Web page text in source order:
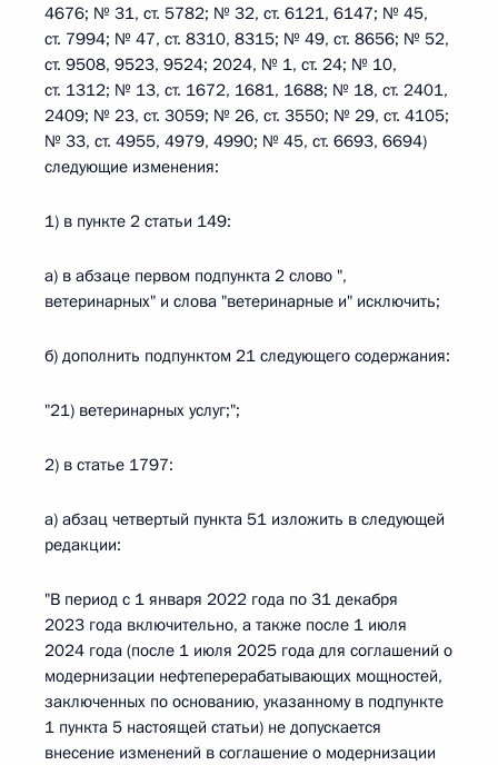
4676; № 31, ст. 5782; № 32, ст. 6121, 6147; № 45,
ст. 7994; № 47, ст. 8310, 8315; № 49, ст. 8656; № 52,
ст. 9508, 9523, 9524; 2024, № 1, ст. 24; № 10,
ст. 1312; № 13, ст. 1672, 1681, 1688; № 18, ст. 2401,
2409; № 23, ст. 3059; № 26, ст. 3550; № 29, ст. 4105;
№ 33, ст. 4955, 4979, 4990; № 45, ст. 6693, 6694)
следующие изменения:
1) в пункте 2 статьи 149:
а) в абзаце первом подпункта 2 слово ",
ветеринарных" и слова "ветеринарные и" исключить;
б) дополнить подпунктом 21 следующего содержания:
"21) ветеринарных услуг;";
2) в статье 1797:
а) абзац четвертый пункта 51 изложить в следующей
редакции:
"В период с 1 января 2022 года по 31 декабря
2023 года включительно, а также после 1 июля
2024 года (после 1 июля 2025 года для соглашений о
модернизации нефтеперерабатывающих мощностей,
заключенных по основанию, указанному в подпункте
1 пункта 5 настоящей статьи) не допускается
внесение изменений в соглашение о модернизации